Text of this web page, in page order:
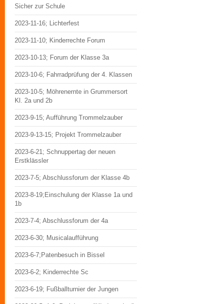
Sicher zur Schule
2023-11-16; Lichterfest
2023-11-10; Kinderrechte Forum
2023-10-13; Forum der Klasse 3a
2023-10-6; Fahrradprüfung der 4. Klassen
2023-10-5; Möhrenernte in Grummersort
Kl. 2a und 2b
2023-9-15; Aufführung Trommelzauber
2023-9-13-15; Projekt Trommelzauber
2023-6-21; Schnuppertag der neuen
Erstklässler
2023-7-5; Abschlussforum der Klasse 4b
2023-8-19;Einschulung der Klasse 1a und
1b
2023-7-4; Abschlussforum der 4a
2023-6-30; Musicalaufführung
2023-6-7;Patenbesuch in Bissel
2023-6-2; Kinderrechte Sc
2023-6-19; Fußballturnier der Jungen